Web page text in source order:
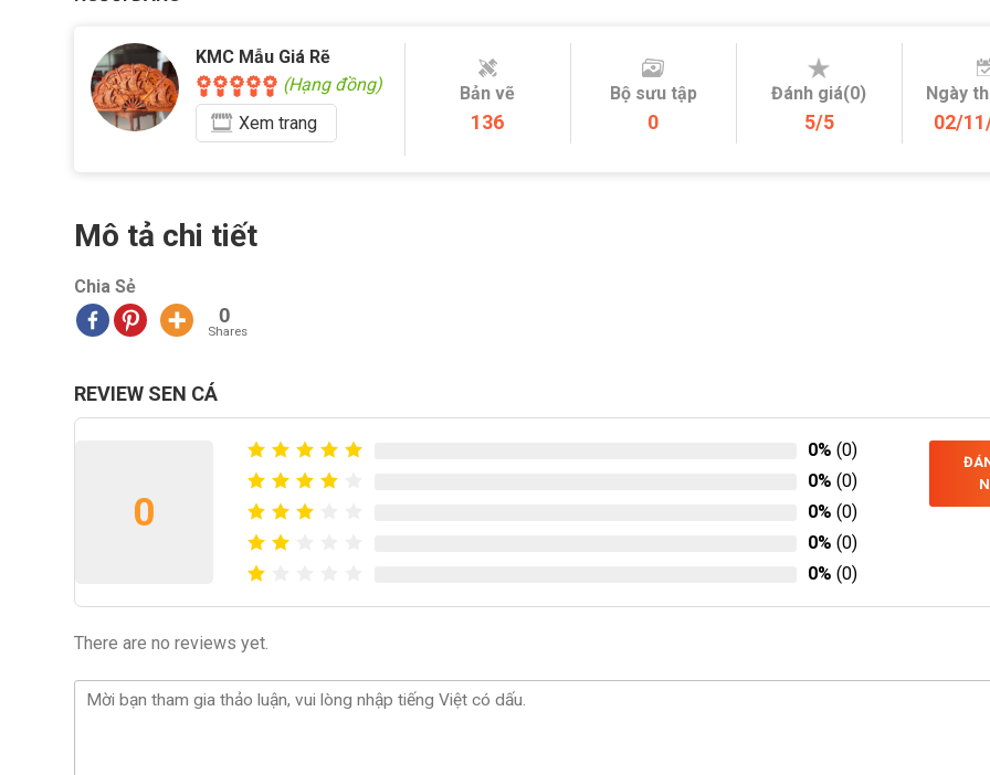
KMC Mẫu Giá Rẽ
(Hạng đồng)
Xem trang
Bản vẽ
136
Bộ sưu tập
0
Đánh giá(0)
5/5
Ngày
02/
Mô tả chi tiết
Chia Sẻ
0
Shares
REVIEW SEN CÁ
0
0% (0)
0% (0)
0% (0)
0% (0)
0% (0)
There are no reviews yet.